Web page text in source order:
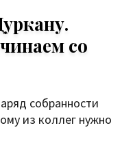
со
собранности
из коллег нужно